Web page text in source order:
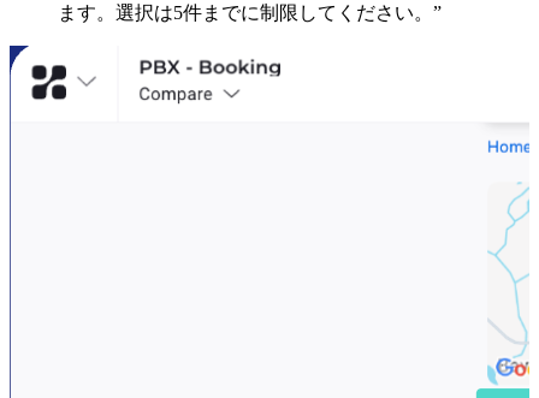
ます。選択は5件までに制限してください。”